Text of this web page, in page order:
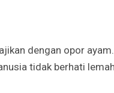
dengan opor ayam.
tidak berhati